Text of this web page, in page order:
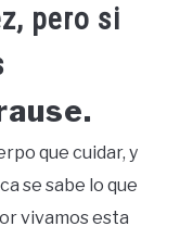
pero si
que cuidar, y
se sabe lo que
vivamos esta